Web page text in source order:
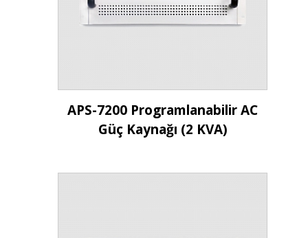
İncele
APS-7200 Programlanabilir AC
Güç Kaynağı (2 KVA)